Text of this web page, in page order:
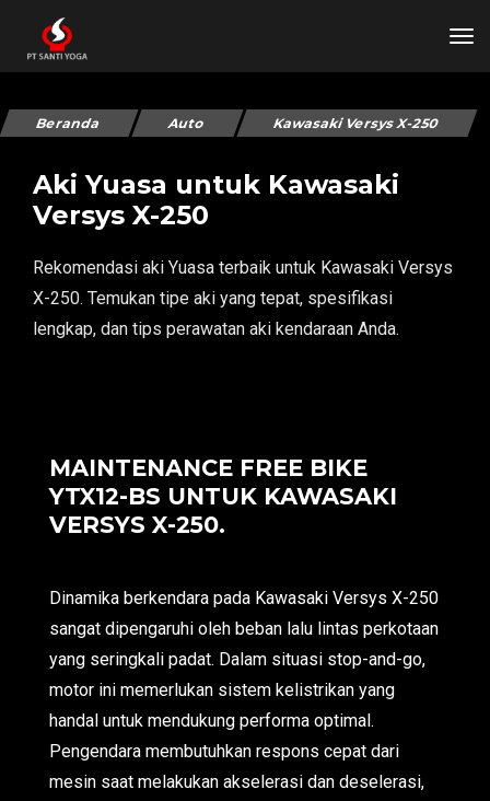
Beranda Auto Kawasaki Versys X-250
Aki Yuasa untuk Kawasaki
Versys X-250
Rekomendasi aki Yuasa terbaik untuk Kawasaki Versys
X-250. Temukan tipe aki yang tepat, spesifikasi
lengkap, dan tips perawatan aki kendaraan Anda.
MAINTENANCE FREE BIKE
YTX12-BS UNTUK KAWASAKI
VERSYS X-250.
Dinamika berkendara pada Kawasaki Versys X-250
sangat dipengaruhi oleh beban lalu lintas perkotaan
yang seringkali padat. Dalam situasi stop-and-go,
motor ini memerlukan sistem kelistrikan yang
handal untuk mendukung performa optimal.
Pengendara membutuhkan respons cepat dari
mesin saat melakukan akselerasi dan deselerasi,